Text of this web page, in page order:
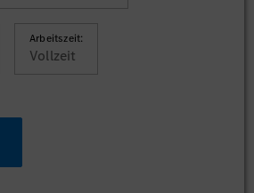
Arbeitszeit:
Vollzeit